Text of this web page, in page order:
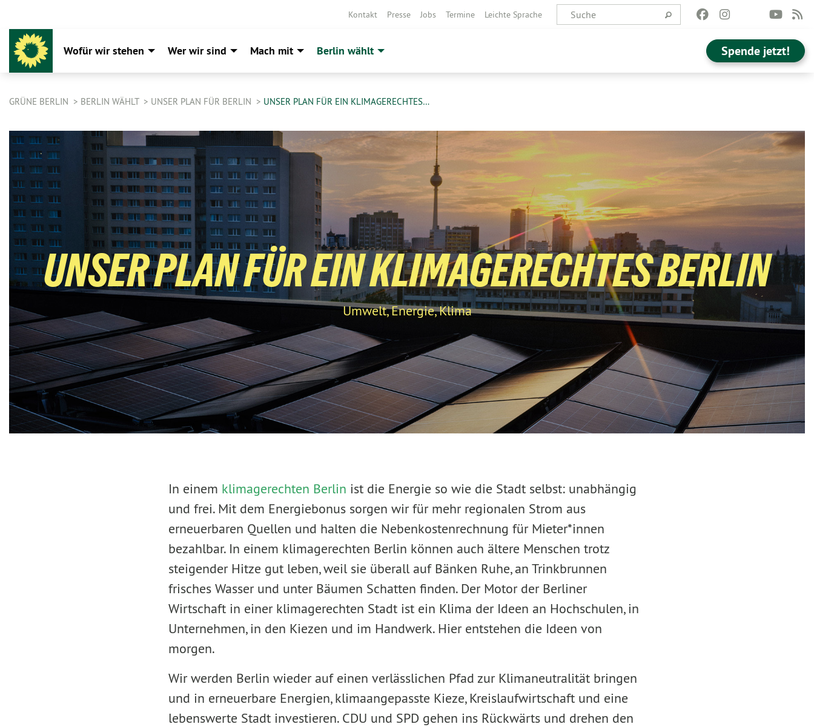
Kontakt Presse Jobs Termine Leichte Sprache
Wofür wir stehen Wer wir sind Mach mit Berlin wählt Spende jetzt!
GRÜNE BERLIN BERLIN WÄHLT UNSER PLAN FÜR BERLIN UNSER PLAN FÜR EIN KLIMAGERECHTES…
UNSER PLAN FÜR EIN KLIMAGERECHTES BERLIN
Umwelt, Energie, Klima
In einem klimagerechten Berlin ist die Energie so wie die Stadt selbst: unabhängig
und frei. Mit dem Energiebonus sorgen wir für mehr regionalen Strom aus
erneuerbaren Quellen und halten die Nebenkostenrechnung für Mieter*innen
bezahlbar. In einem klimagerechten Berlin können auch ältere Menschen trotz
steigender Hitze gut leben, weil sie überall auf Bänken Ruhe, an Trinkbrunnen
frisches Wasser und unter Bäumen Schatten finden. Der Motor der Berliner
Wirtschaft in einer klimagerechten Stadt ist ein Klima der Ideen an Hochschulen, in
Unternehmen, in den Kiezen und im Handwerk. Hier entstehen die Ideen von
morgen.
Wir werden Berlin wieder auf einen verlässlichen Pfad zur Klimaneutralität bringen
und in erneuerbare Energien, klimaangepasste Kieze, Kreislaufwirtschaft und eine
lebenswerte Stadt investieren. CDU und SPD gehen ins Rückwärts und drehen den